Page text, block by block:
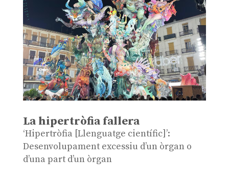
La hipertròfia fallera
‘Hipertròfia [Llenguatge científic]’:
Desenvolupament excessiu d’un òrgan o
d’una part d’un òrgan